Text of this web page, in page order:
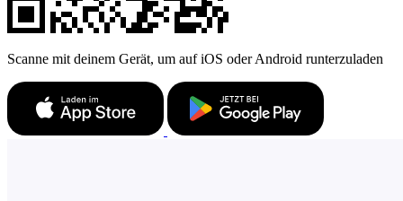
Scanne mit deinem Gerät, um auf iOS oder Android runterzuladen